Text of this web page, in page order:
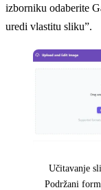
izborniku odaberite
uredi vlastitu sliku”.
Učitavanje
Podržani